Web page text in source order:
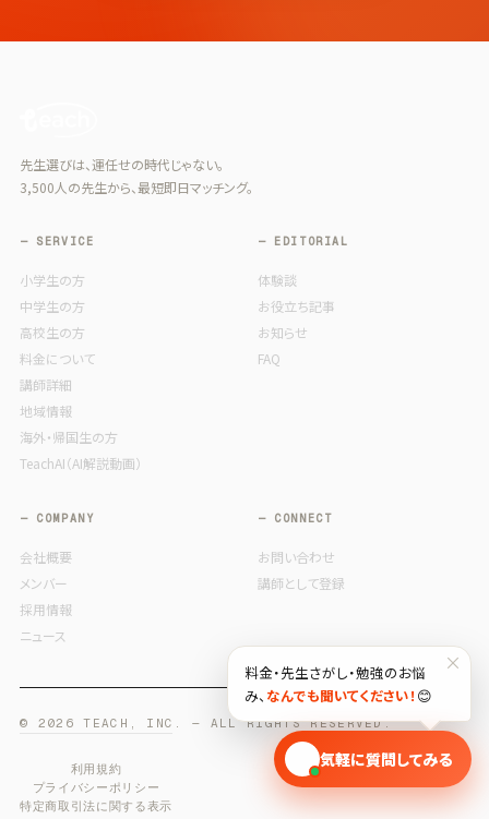
先生選びは、運任せの時代じゃない。
3,500人の先生から、最短即日マッチング。
— SERVICE
小学生の方
中学生の方
高校生の方
料金について
講師詳細
地域情報
海外・帰国生の方
TeachAI（AI解説動画）
— EDITORIAL
体験談
お役立ち記事
お知らせ
FAQ
— COMPANY
会社概要
メンバー
採用情報
ニュース
— CONNECT
お問い合わせ
講師として登録
© 2026 TEACH, INC. — ALL RIGHTS RESERVED.
利用規約
プライバシーポリシー
特定商取引法に関する表示
×
料金・先生さがし・勉強のお悩
み、 なんでも聞いてください！ 😊
🎓 気軽に質問してみる